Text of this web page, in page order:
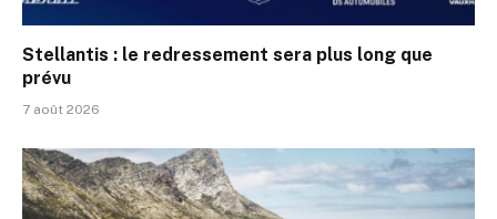
Stellantis : le redressement sera plus long que
prévu
7 août 2026